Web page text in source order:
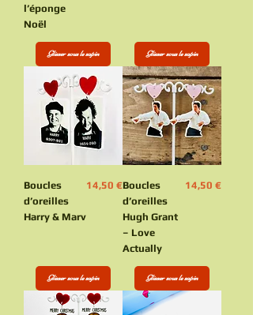
l’éponge
Noël
Glisser sous le sapin Glisser sous le sapin
Boucles
d’oreilles
Harry & Marv
Prix
14,50 €
Glisser sous le sapin
Boucles
d’oreilles
Hugh Grant
– Love
Actually
Prix
14,50 €
Glisser sous le sapin